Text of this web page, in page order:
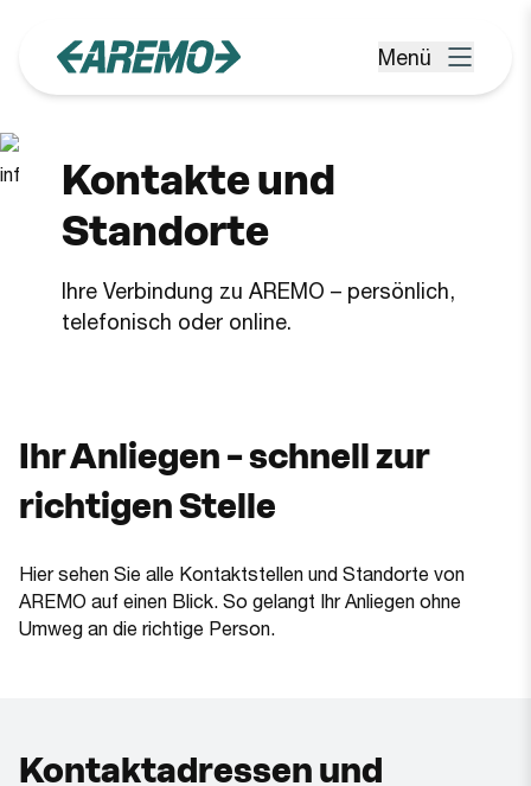
Menü öffnen
Menü
Kontakte und
Standorte
Ihre Verbindung zu AREMO – persönlich,
telefonisch oder online.
Ihr Anliegen – schnell zur
richtigen Stelle
Hier sehen Sie alle Kontaktstellen und Standorte von
AREMO auf einen Blick. So gelangt Ihr Anliegen ohne
Umweg an die richtige Person.
Kontaktadressen und